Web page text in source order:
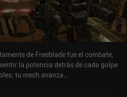
de Freeblade fue el combate,
la potencia detrás de cada golpe
tu mech avanza